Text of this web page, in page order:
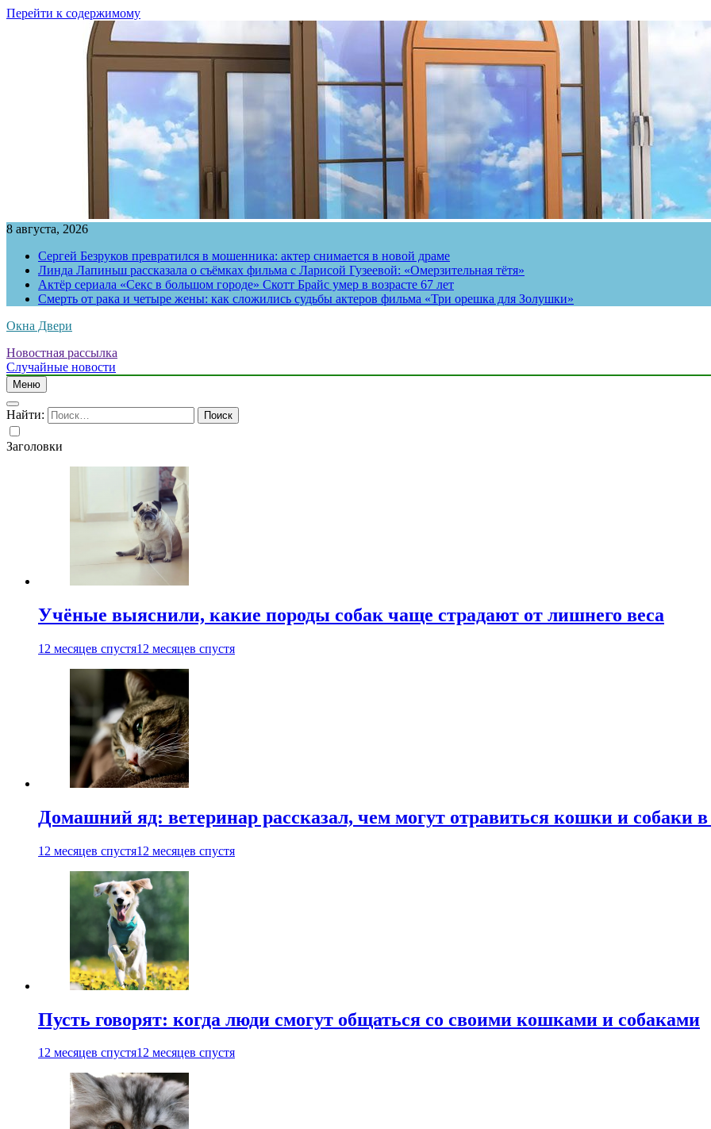
Перейти к содержимому
8 августа, 2026
Сергей Безруков превратился в мошенника: актер снимается в новой драме
Линда Лапиньш рассказала о съёмках фильма с Ларисой Гузеевой: «Омерзительная тётя»
Актёр сериала «Секс в большом городе» Скотт Брайс умер в возрасте 67 лет
Смерть от рака и четыре жены: как сложились судьбы актеров фильма «Три орешка для Золушки»
Окна Двери
Новостная рассылка
Случайные новости
Меню
Найти:
Заголовки
Учёные выяснили, какие породы собак чаще страдают от лишнего веса
12 месяцев спустя12 месяцев спустя
Домашний яд: ветеринар рассказал, чем могут отравиться кошки и собаки
12 месяцев спустя12 месяцев спустя
Пусть говорят: когда люди смогут общаться со своими кошками и собаками
12 месяцев спустя12 месяцев спустя